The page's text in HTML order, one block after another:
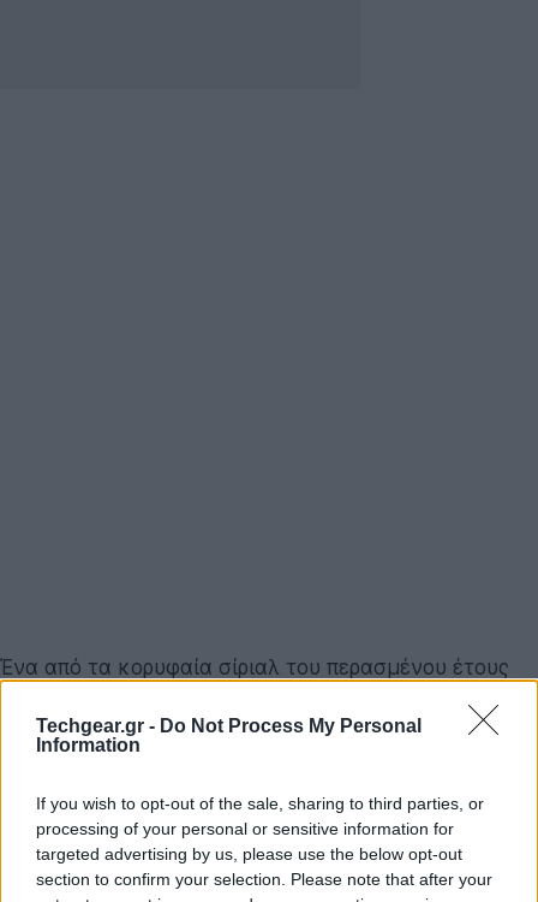
Techgear.gr - Do Not Process My Personal
Information
If you wish to opt-out of the sale, sharing to third parties, or
processing of your personal or sensitive information for
targeted advertising by us, please use the below opt-out
section to confirm your selection. Please note that after your
Ένα από τα κορυφαία σίριαλ του περασμένου έτους
πέρασε από μύρια κύματα για να φτάσει τελικά στα
Apple
ετοιμάζει και τη λευκή έκδοση του iPod Touch
αν και από τις φωτογραφίες του 9to5mac δε μπορούμε
να είμαστε σίγουροι για την αυθεντικότητα τους.